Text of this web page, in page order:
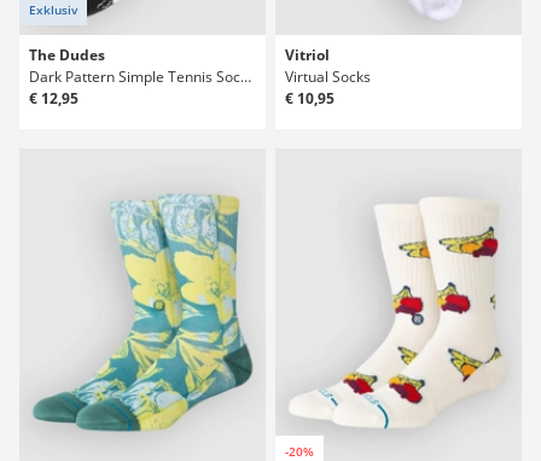
Exklusiv
The Dudes
Dark Pattern Simple Tennis Socken
€ 12,95
Vitriol
Virtual Socks
€ 10,95
-20%